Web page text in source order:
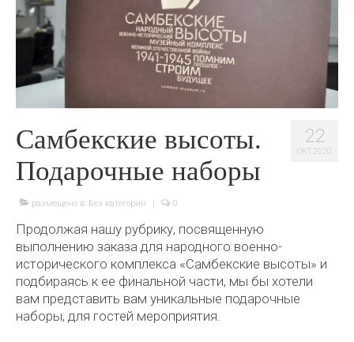
22
ОКТ 2020
Самбекские высоты.
Подарочные наборы
размещено в: Без категории 0
Продолжая нашу рубрику, посвященную
выполнению заказа для народного военно-
исторического комплекса «Самбекские высоты» и
подбираясь к ее финальной части, мы бы хотели
вам представить вам уникальные подарочные
наборы, для гостей мероприятия.